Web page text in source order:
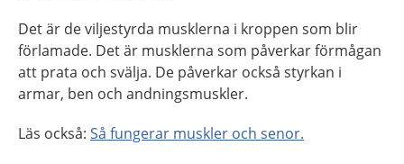
Det är de viljestyrda musklerna i kroppen som blir
förlamade. Det är musklerna som påverkar förmågan
att prata och svälja. De påverkar också styrkan i
armar, ben och andningsmuskler.
Läs också: Så fungerar muskler och senor.